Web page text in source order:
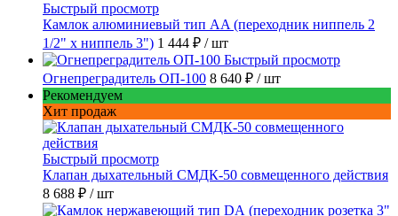
Быстрый просмотр
Камлок алюминиевый тип AA (переходник ниппель 2
1/2" х ниппель 3") 1 444 ₽ / шт
Быстрый просмотр
Огнепреградитель ОП-100 8 640 ₽ / шт
Рекомендуем
Хит продаж
Быстрый просмотр
Клапан дыхательный СМДК-50 совмещенного действия
8 688 ₽ / шт